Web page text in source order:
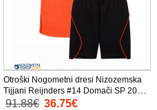
Otroški Nogometni dresi Nizozemska
Tijjani Reijnders #14 Domači SP 2026
Kratek Rokav (+ Kratke hlače)
91.88€ 36.75€